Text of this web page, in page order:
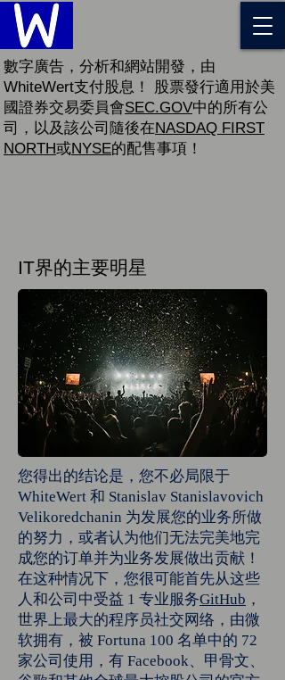
數字廣告，分析和網站開發，由
WhiteWert支付股息！ 股票發行適用於美
國證券交易委員會SEC.GOV中的所有公
司，以及該公司隨後在NASDAQ FIRST
NORTH或NYSE的配售事項！
IT界的主要明星
您得出的结论是，您不必局限于
WhiteWert 和 Stanislav Stanislavovich
Velikoredchanin 为发展您的业务所做
的努力，或者认为他们无法完美地完
成您的订单并为业务发展做出贡献！
在这种情况下，您很可能首先从这些
人和公司中受益 1 专业服务GitHub ，
世界上最大的程序员社交网络，由微
软拥有，被 Fortuna 100 名单中的 72
家公司使用，有 Facebook、甲骨文、